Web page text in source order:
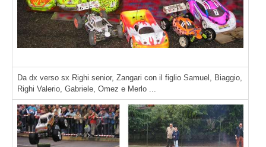
Da dx verso sx Righi senior, Zangari con il figlio Samuel, Biaggio,
Righi Valerio, Gabriele, Omez e Merlo ...